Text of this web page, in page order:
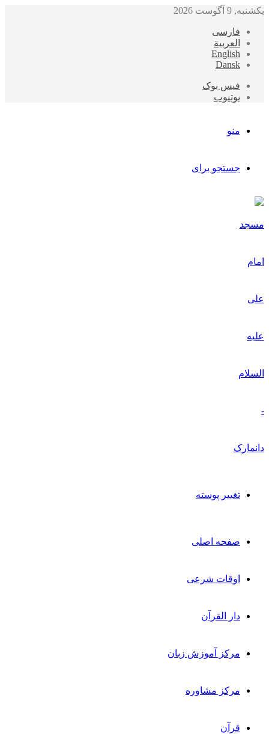
یکشنبه, 9 آگوست 2026
فارسی
العربیة
English
Dansk
فیس بوک
یوتیوب
منو
جستجو برای
تغییر پوسته
صفحه اصلی
اوقات شرعی
دار القرآن
مرکز آموزش زبان
مرکز مشاوره
قرآن